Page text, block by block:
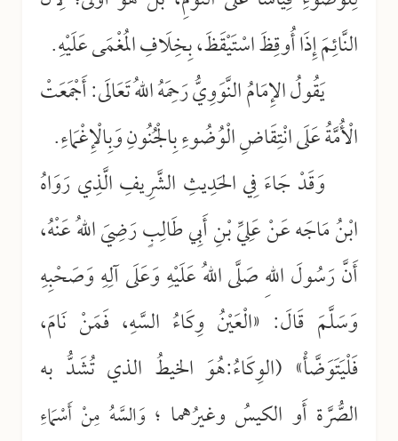
النَّائِمَ إِذَا أُوقِظَ اسْتَيْقَظَ، بِخِلَافِ المُغْمَى عَلَيْهِ.
يَقُولُ الإِمَامُ النَّوَوِيُّ رَحِمَهُ اللهُ تَعَالَى: أَجْمَعَتْ
الْأُمَّةُ عَلَى انْتِقَاضِ الْوُضُوءِ بِالْجُنُونِ وَبِالْإِغْمَاءِ.
وَقَدْ جَاءَ فِي الحَدِيثِ الشَّرِيفِ الَّذِي رَوَاهُ
ابْنُ مَاجَه عَنْ عَلِيِّ بْنِ أَبِي طَالِبٍ رَضِيَ اللهُ عَنْهُ،
أَنَّ رَسُولَ اللهِ صَلَّى اللهُ عَلَيْهِ وَعَلَى آلِهِ وَصَحْبِهِ
وَسَلَّمَ قَالَ: «الْعَيْنُ وِكَاءُ السَّهِ، فَمَنْ نَامَ،
فَلْيَتَوَضَّأْ» (الوِكَاءُ:هُوَ الخيطُ الذي تُشَدُّ به
الصُّرَّة أَو الكيسُ وغيرُهما ؛ وَالسَّهُ مِنْ أَسْمَاءِ